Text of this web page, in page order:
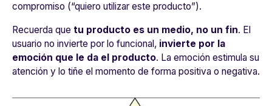
compromiso (“quiero utilizar este producto”).
Recuerda que tu producto es un medio, no un fin. El
usuario no invierte por lo funcional, invierte por la
emoción que le da el producto. La emoción estimula su
atención y lo tiñe el momento de forma positiva o negativa.